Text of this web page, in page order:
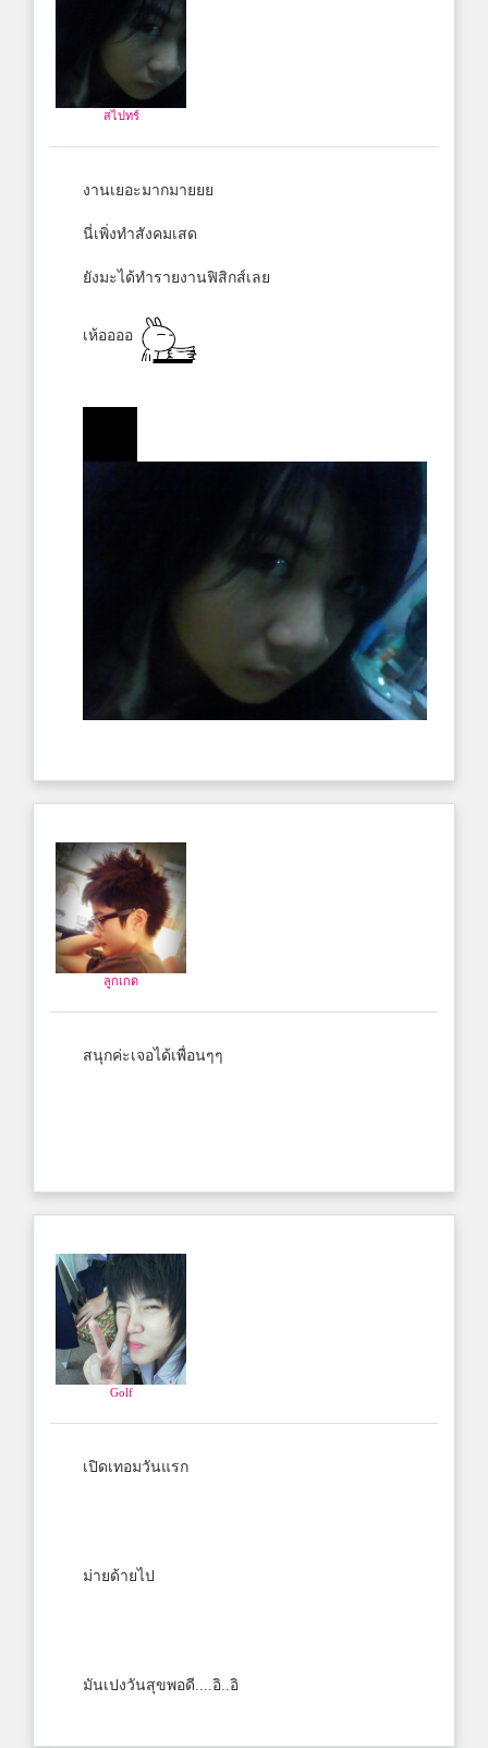
สไปทร์
งานเยอะมากมายยย
นี่เพิ่งทำสังคมเสด
ยังมะได้ทำรายงานฟิสิกส์เลย
เห้ออออ
ลูกเกด
สนุกค่ะเจอได้เพื่อนๆๆ
Golf
เปิดเทอมวันแรก
ม่ายด้ายไป
มันเปงวันสุขพอดี....อิ..อิ